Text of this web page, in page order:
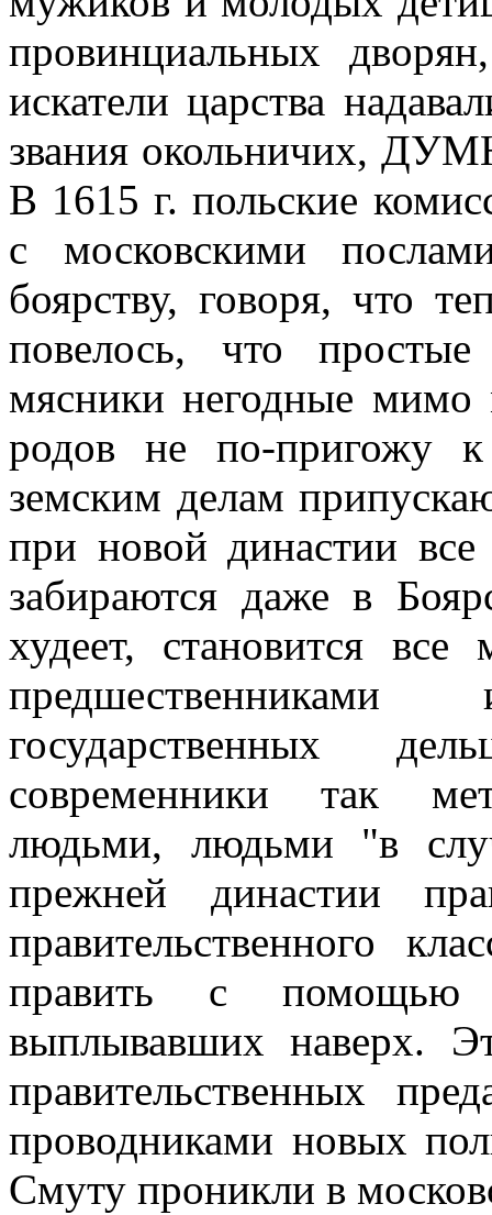
провинциальных
искатели царства
звания окольничих,
В 1615 г. польские
с московскими
боярству, говоря, что
повелось, что
мясники негодные мимо
родов не по-пригожу
земским делам
при новой династии
забираются даже в
худеет, становится
государственных
современники так
людьми, людьми "в
прежней династии
правительственного
править с помощью
выплывавших наверх.
правительственных
проводниками новых
Смуту проникли в